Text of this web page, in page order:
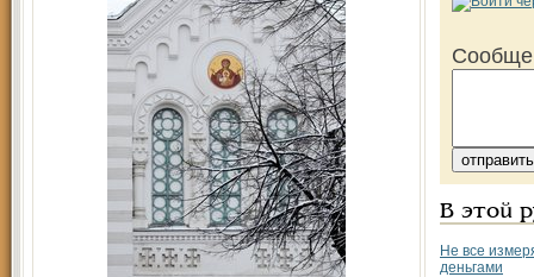
В этой
Не все
деньгами